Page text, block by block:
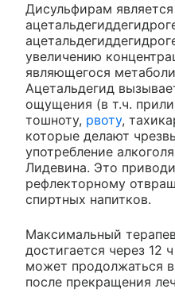
Дисульфирам
увеличению
являющегося
Ацетальдегид
ощущения (в т.ч.
тошноту, рвоту,
которые делают
употребление
Лидевина. Это
рефлекторному
спиртных напитков.
Максимальный
достигается через 12
может продолжаться
после прекращения